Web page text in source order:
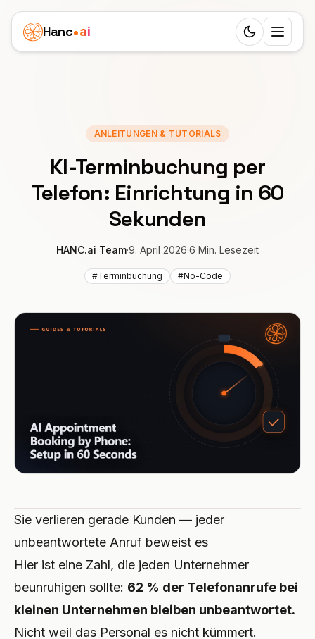
Hanc ai
Switch to
Überblick
Features
Workflow
Integrationen
Auch im Microsoft Marketplace
Hanc AI in Ihrer Azure-Subscription
bereitstellen
GESUNDHEIT
Zahnarzt
Arzt
Physiotherapie
DIENSTLEISTUNGEN
Schönheitssalon
Hotel
Eventlocation
Fitness
Fahrschule
Business Cases
Kinderklinik
Bestattungsunternehmen
Premium-Hotellerie
Notdienst
Alle Business Cases →
LERNEN
TOOLS
Partner
White-Label-Lösung
VERDIENEN
Affiliate-Programm
Executive-Partner
Registrieren →
ANLEITUNGEN & TUTORIALS
KI-Terminbuchung per
Telefon: Einrichtung in 60
Sekunden
HANC.ai Team·9. April 2026·6 Min. Lesezeit
#Terminbuchung #No-Code
Sie verlieren gerade Kunden — jeder
unbeantwortete Anruf beweist es
Hier ist eine Zahl, die jeden Unternehmer
beunruhigen sollte: 62 % der Telefonanrufe bei
kleinen Unternehmen bleiben unbeantwortet.
Nicht weil das Personal es nicht kümmert.